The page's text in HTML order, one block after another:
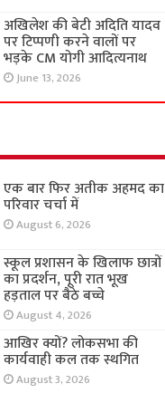
अखिलेश की बेटी अदिति यादव
पर टिप्पणी करने वालों पर
भड़के CM योगी आदित्यनाथ
June 13, 2026
एक बार फिर अतीक अहमद का
परिवार चर्चा में
August 6, 2026
स्कूल प्रशासन के खिलाफ छात्रों
का प्रदर्शन, पूरी रात भूख
हड़ताल पर बैठे बच्चे
August 4, 2026
आखिर क्यों? लोकसभा की
कार्यवाही कल तक स्थगित
August 3, 2026